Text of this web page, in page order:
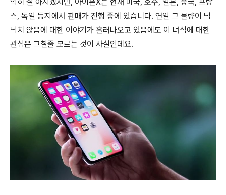
스, 독일 등지에서 판매가 진행 중에 있습니다. 연일 그 물량이 넉
넉치 않음에 대한 이야기가 흘러나오고 있음에도 이 녀석에 대한
관심은 그칠줄 모르는 것이 사실인데요.